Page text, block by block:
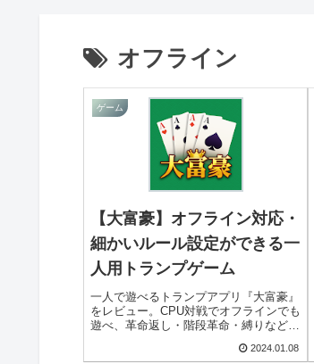
オフライン
ゲーム
【大富豪】オフライン対応・
細かいルール設定ができる一
人用トランプゲーム
一人で遊べるトランプアプリ『大富豪』
をレビュー。CPU対戦でオフラインでも
遊べ、革命返し・階段革命・縛りなど細
を再現して大富豪を楽しみたい人に最適
2024.01.08